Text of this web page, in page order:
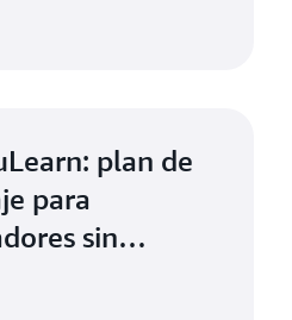
plan de
para
sin